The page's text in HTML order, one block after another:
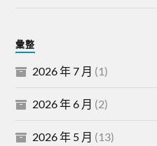
彙整
2026 年 7 月 (1)
2026 年 6 月 (2)
2026 年 5 月 (13)